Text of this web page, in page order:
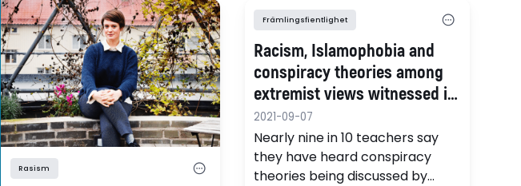
vanligtvis fokuserar helt andra
frågor och samhälleliga
problem än just antisemitism,
skriver Christer Mattson,
Segerstedtinstitutet, m.fl.
Rasism
Främlingsfientlighet
Racism, Islamophobia and
conspiracy theories among
extremist views witnessed in
classrooms, study finds
2021-09-07
Nearly nine in 10 teachers say
they have heard conspiracy
theories being discussed by